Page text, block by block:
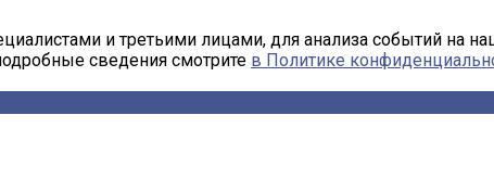
и третьими лицами, для анализа событий на
сведения смотрите в Политике